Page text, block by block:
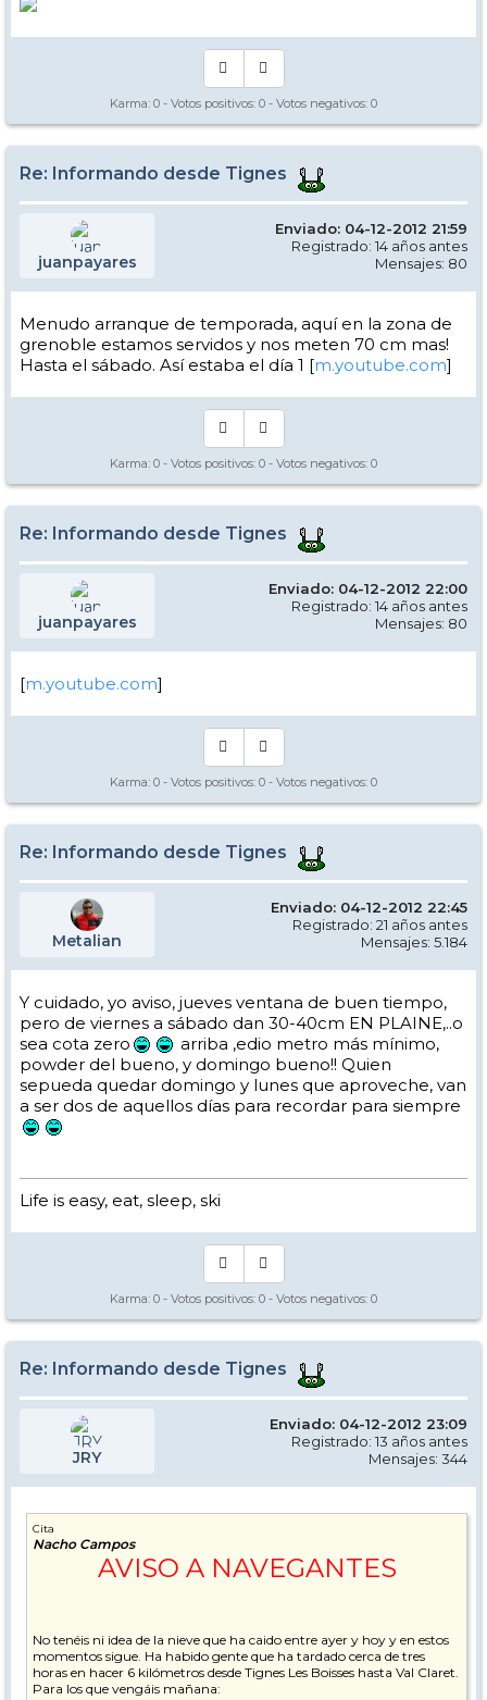
Karma: 0 - Votos positivos: 0 - Votos negativos: 0
Re: Informando desde Tignes
juanpayares
Enviado: 04-12-2012 21:59
Registrado: 14 años antes
Mensajes: 80
Menudo arranque de temporada, aquí en la zona de
grenoble estamos servidos y nos meten 70 cm mas!
Hasta el sábado. Así estaba el día 1 [m.youtube.com]
Karma: 0 - Votos positivos: 0 - Votos negativos: 0
Re: Informando desde Tignes
juanpayares
Enviado: 04-12-2012 22:00
Registrado: 14 años antes
Mensajes: 80
[m.youtube.com]
Karma: 0 - Votos positivos: 0 - Votos negativos: 0
Re: Informando desde Tignes
Metalian
Enviado: 04-12-2012 22:45
Registrado: 21 años antes
Mensajes: 5.184
Y cuidado, yo aviso, jueves ventana de buen tiempo,
pero de viernes a sábado dan 30-40cm EN PLAINE,..o
sea cota zero
arriba ,edio metro más mínimo,
powder del bueno, y domingo bueno!! Quien
sepueda quedar domingo y lunes que aproveche, van
a ser dos de aquellos días para recordar para siempre
Life is easy, eat, sleep, ski
Karma: 0 - Votos positivos: 0 - Votos negativos: 0
Re: Informando desde Tignes
JRY
Enviado: 04-12-2012 23:09
Registrado: 13 años antes
Mensajes: 344
Cita
Nacho Campos
AVISO A NAVEGANTES
No tenéis ni idea de la nieve que ha caido entre ayer y hoy y en estos
momentos sigue. Ha habido gente que ha tardado cerca de tres
horas en hacer 6 kilómetros desde Tignes Les Boisses hasta Val Claret.
Para los que vengáis mañana: